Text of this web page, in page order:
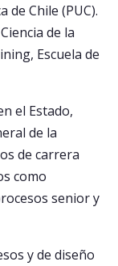
de Chile (PUC).
de la
Escuela de
el Estado,
de la
de carrera
como
senior y
y de diseño